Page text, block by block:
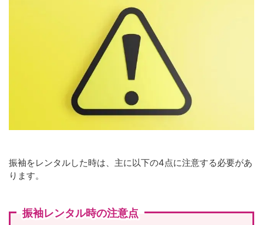
振袖をレンタルした時は、主に以下の4点に注意する必要があ
ります。
振袖レンタル時の注意点